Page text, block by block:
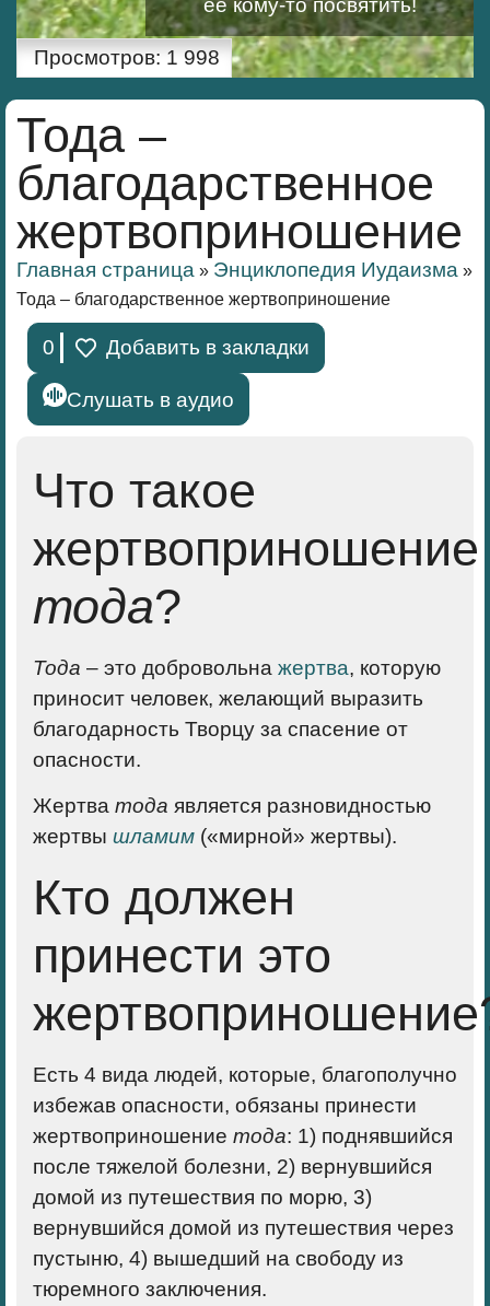
Просмотров: 1 998
Тода –
благодарственное
жертвоприношение
Главная страница » Энциклопедия Иудаизма »
Тода – благодарственное жертвоприношение
0 Добавить в закладки
Слушать в аудио
Что такое
жертвоприношение
тода?
Тода – это добровольна жертва, которую
приносит человек, желающий выразить
благодарность Творцу за спасение от
опасности.
Жертва тода является разновидностью
жертвы шламим («мирной» жертвы).
Кто должен
принести это
Есть 4 вида людей, которые, благополучно
избежав опасности, обязаны принести
жертвоприношение тода: 1) поднявшийся
после тяжелой болезни, 2) вернувшийся
домой из путешествия по морю, 3)
вернувшийся домой из путешествия через
пустыню, 4) вышедший на свободу из
тюремного заключения.